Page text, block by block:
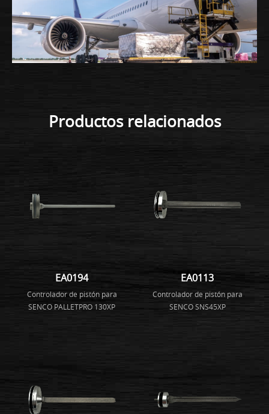
Productos relacionados
EA0194
Controlador de pistón para
SENCO PALLETPRO 130XP
EA0113
Controlador de pistón para
SENCO SNS45XP